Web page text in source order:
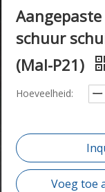
schuur
(Mal-P21)
Hoeveelheid:
Voeg toe